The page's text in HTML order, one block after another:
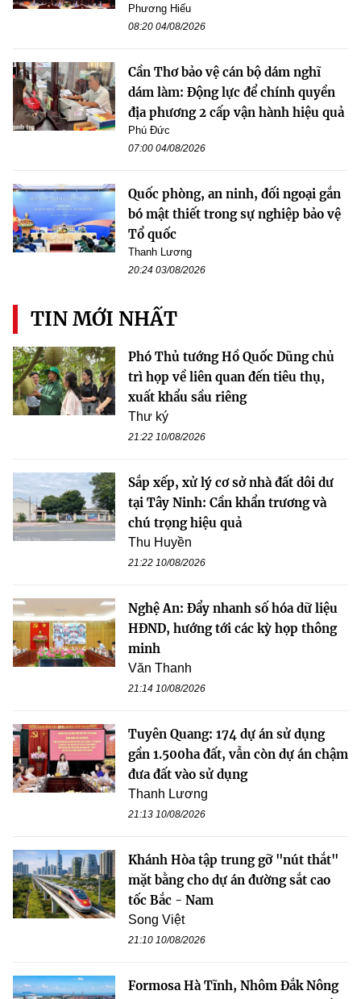
Phương Hiếu
08:20 04/08/2026
Cần Thơ bảo vệ cán bộ dám nghĩ
dám làm: Động lực để chính quyền
địa phương 2 cấp vận hành hiệu quả
Phú Đức
07:00 04/08/2026
Quốc phòng, an ninh, đối ngoại gắn
bó mật thiết trong sự nghiệp bảo vệ
Tổ quốc
Thanh Lương
20:24 03/08/2026
TIN MỚI NHẤT
Phó Thủ tướng Hồ Quốc Dũng chủ
trì họp về liên quan đến tiêu thụ,
xuất khẩu sầu riêng
Thư ký
21:22 10/08/2026
Sắp xếp, xử lý cơ sở nhà đất dôi dư
tại Tây Ninh: Cần khẩn trương và
chú trọng hiệu quả
Thu Huyền
21:22 10/08/2026
Nghệ An: Đẩy nhanh số hóa dữ liệu
HĐND, hướng tới các kỳ họp thông
minh
Văn Thanh
21:14 10/08/2026
Tuyên Quang: 174 dự án sử dụng
gần 1.500ha đất, vẫn còn dự án chậm
đưa đất vào sử dụng
Thanh Lương
21:13 10/08/2026
Khánh Hòa tập trung gỡ "nút thắt"
mặt bằng cho dự án đường sắt cao
tốc Bắc - Nam
Song Việt
21:10 10/08/2026
Formosa Hà Tĩnh, Nhôm Đắk Nông